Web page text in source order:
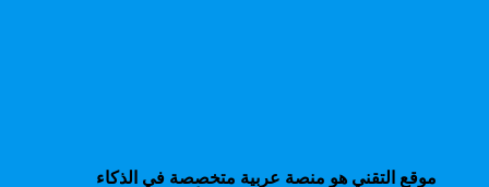
موقع التقني هو منصة عربية متخصصة في الذكاء